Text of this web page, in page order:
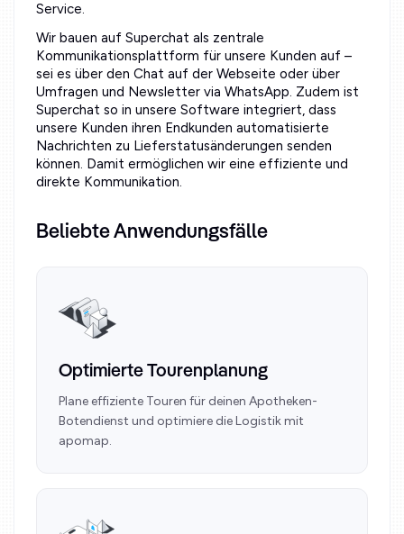
Service.
Wir bauen auf Superchat als zentrale
Kommunikationsplattform für unsere Kunden auf –
sei es über den Chat auf der Webseite oder über
Umfragen und Newsletter via WhatsApp. Zudem ist
Superchat so in unsere Software integriert, dass
unsere Kunden ihren Endkunden automatisierte
Nachrichten zu Lieferstatusänderungen senden
können. Damit ermöglichen wir eine effiziente und
direkte Kommunikation.
Beliebte Anwendungsfälle
Optimierte Tourenplanung
Plane effiziente Touren für deinen Apotheken-
Botendienst und optimiere die Logistik mit
apomap.